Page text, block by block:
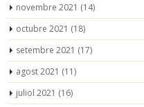
novembre 2021 (14)
octubre 2021 (18)
setembre 2021 (17)
agost 2021 (11)
juliol 2021 (16)